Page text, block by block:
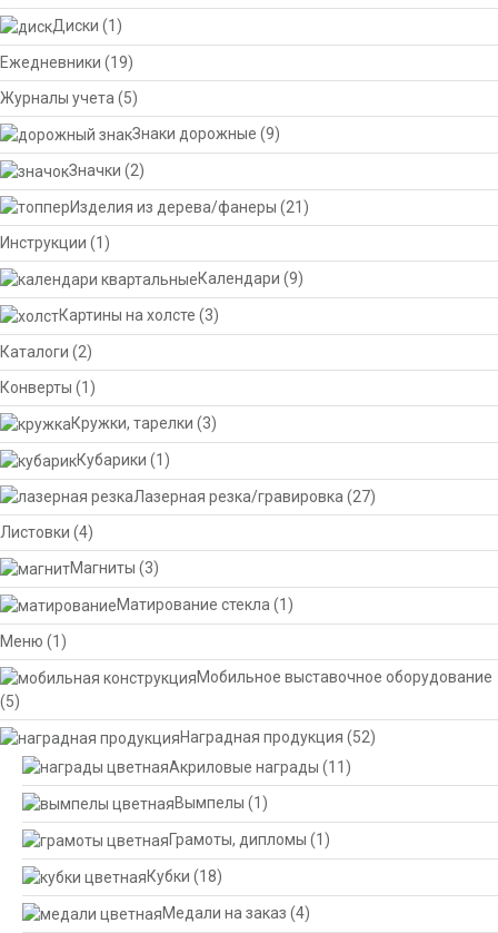
Диски (1)
Ежедневники (19)
Журналы учета (5)
Знаки дорожные (9)
Значки (2)
Изделия из дерева/фанеры (21)
Инструкции (1)
Календари (9)
Картины на холсте (3)
Каталоги (2)
Конверты (1)
Кружки, тарелки (3)
Кубарики (1)
Лазерная резка/гравировка (27)
Листовки (4)
Магниты (3)
Матирование стекла (1)
Меню (1)
Мобильное выставочное оборудование
(5)
Наградная продукция (52)
Акриловые награды (11)
Вымпелы (1)
Грамоты, дипломы (1)
Кубки (18)
Медали на заказ (4)